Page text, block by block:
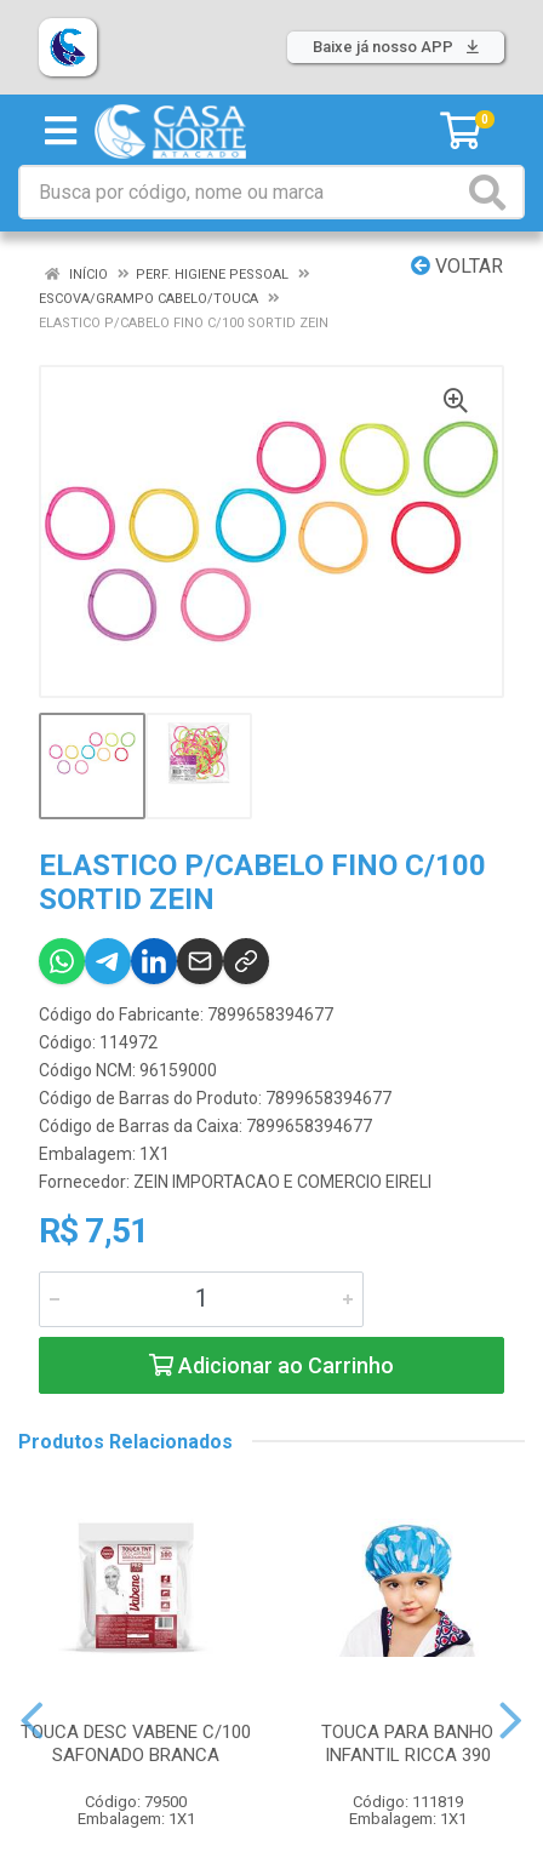
Baixe já nosso APP
0
VOLTAR
INÍCIO
PERF. HIGIENE PESSOAL
ESCOVA/GRAMPO CABELO/TOUCA
ELASTICO P/CABELO FINO C/100 SORTID ZEIN
ELASTICO P/CABELO FINO C/100
SORTID ZEIN
Código do Fabricante: 7899658394677
Código: 114972
Código NCM: 96159000
Código de Barras do Produto: 7899658394677
Código de Barras da Caixa: 7899658394677
Embalagem: 1X1
Fornecedor: ZEIN IMPORTACAO E COMERCIO EIRELI
R$ 7,51
Adicionar ao Carrinho
Produtos Relacionados
TOUCA DESC VABENE C/100
SAFONADO BRANCA
Código: 79500
Embalagem: 1X1
TOUCA PARA BANHO
INFANTIL RICCA 390
Código: 111819
Embalagem: 1X1